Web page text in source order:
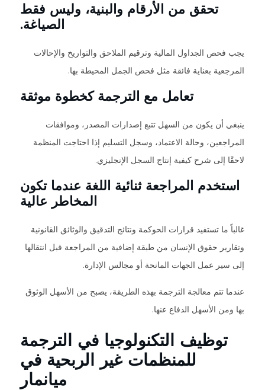
تحقق من الأرقام والبنية، وليس فقط
الصياغة.
يجب فحص الجداول المالية وترقيم الملاحق والتواريخ والإحالات
المرجعية بعناية فائقة مثل فحص الجمل المحيطة بها.
تعامل مع الترجمة كخطوة موثقة
ينبغي أن يكون من السهل تتبع إصدارات المصدر، وموافقات
المراجعين، وحالة الاعتماد، وسجل التسليم إذا احتاجت المنظمة
لاحقًا إلى شرح كيفية إنتاج السجل الإنجليزي.
استخدم المراجعة ثنائية اللغة عندما تكون
المخاطر عالية
غالباً ما تستفيد قرارات الحوكمة ونتائج التدقيق والوثائق القانونية
وتقارير حقوق الإنسان من طبقة إضافية من المراجعة قبل انتقالها
إلى سير عمل الجهات المانحة أو مجالس الإدارة.
عندما تتم معالجة الترجمة بهذه الطريقة، يصبح من الأسهل الوثوق
بها ومن الأسهل الدفاع عنها.
توظيف التكنولوجيا في الترجمة
للمنظمات غير الربحية في
ميانمار